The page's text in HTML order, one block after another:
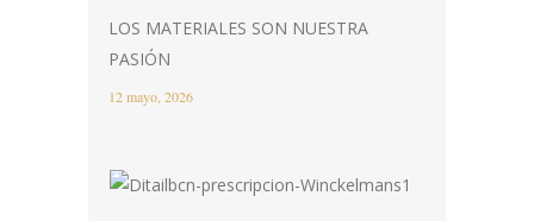
LOS MATERIALES SON NUESTRA
PASIÓN
12 mayo, 2026